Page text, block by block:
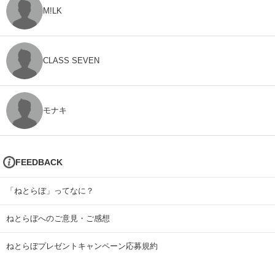
M!LK
CLASS SEVEN
モナキ
FEEDBACK
「ねとらぼ」ってなに？
ねとらぼへのご意見・ご感想
ねとらぼプレゼントキャンペーン応募規約